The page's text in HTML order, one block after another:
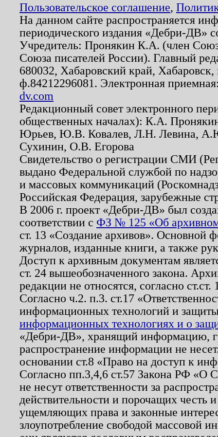
Пользовательское соглашение,
На данном сайте распространяется
периодического издания «Дебри-ДВ»
Учредитель: Пронякин К.А. (член
Союза писателей России). Главный
680032, Хабаровский край,
ф.84212296081. Электронная
dv.com
Редакционный совет электронного
общественных началах): К.А.
Юрьев, Ю.В. Ковалев, Л.Н. Левина,
Сухинин, О.В. Егорова
Свидетельство о регистрации СМИ
выдано Федеральной службой по
и массовых коммуникаций
Российская Федерация, зарубежные
В 2006 г. проект «Дебри-ДВ» был
соответствии с ФЗ № 125 «Об
ст. 13 «Создание архивов». Основной
журналов, изданные книги, а также
Доступ к архивным документам
ст. 24 вышеобозначенного закона.
редакции не относятся, согласно
Согласно ч.2. п.3. ст.17
информационных технологий и
информационных технологиях и о
«Дебри-ДВ», хранящий информацию,
распространение информации не
основании ст.8 «Право на доступ к
Согласно пп.3,4,6 ст.57 Закона РФ «О
не несут ответственности за
действительности и порочащих честь
ущемляющих права и законные
злоупотребление свободой массовой